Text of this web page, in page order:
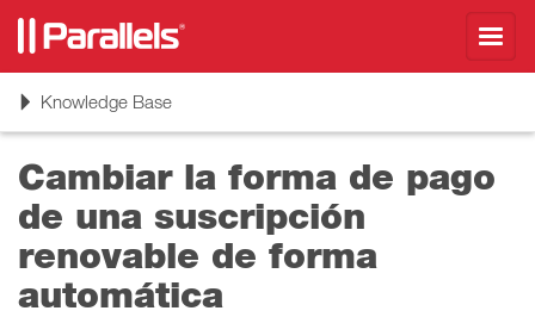
ToggleKnowledge Base
Cambiar la forma de pago
de una suscripción
renovable de forma
automática